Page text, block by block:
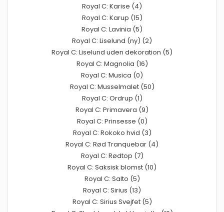
Royal C: Karise (4)
Royal C: Karup (15)
Royal C: Lavinia (5)
Royal C: Liselund (ny) (2)
Royal C: Liselund uden dekoration (5)
Royal C: Magnolia (16)
Royal C: Musica (0)
Royal C: Musselmalet (50)
Royal C: Ordrup (1)
Royal C: Primavera (9)
Royal C: Prinsesse (0)
Royal C: Rokoko hvid (3)
Royal C: Rød Tranquebar (4)
Royal C: Rødtop (7)
Royal C: Saksisk blomst (10)
Royal C: Salto (5)
Royal C: Sirius (13)
Royal C: Sirius Svejfet (5)